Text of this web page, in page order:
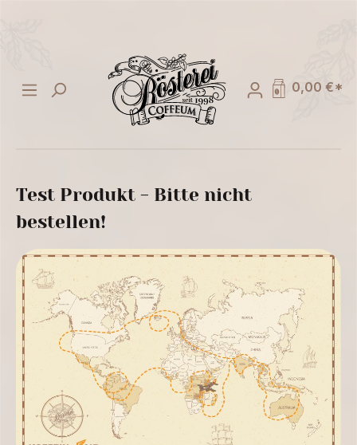
0,00 €*
Test Produkt - Bitte nicht
bestellen!